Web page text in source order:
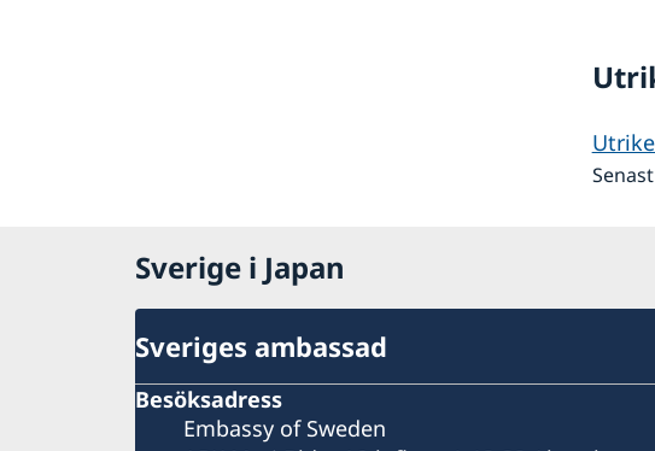
Sverige i Japan
Sveriges ambassad
Besöksadress
Embassy of Sweden